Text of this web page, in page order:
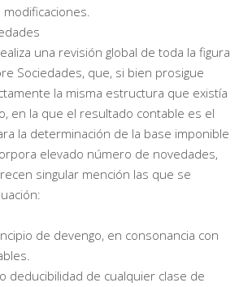
una revisión global de toda la figura
Sociedades, que, si bien prosigue
la misma estructura que existía
en la que el resultado contable es el
la determinación de la base imponible
elevado número de novedades,
singular mención las que se
de devengo, en consonancia con
deducibilidad de cualquier clase de